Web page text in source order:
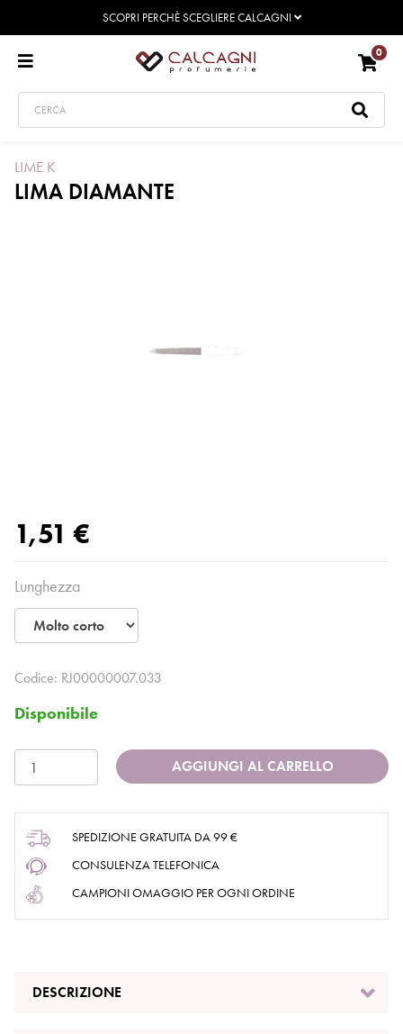
SCOPRI PERCHÈ SCEGLIERE CALCAGNI
0
LIME K
LIMA DIAMANTE
1,51 €
Lunghezza
Codice: RJ00000007.033
Disponibile
AGGIUNGI AL CARRELLO
SPEDIZIONE GRATUITA DA 99 €
CONSULENZA TELEFONICA
CAMPIONI OMAGGIO PER OGNI ORDINE
DESCRIZIONE